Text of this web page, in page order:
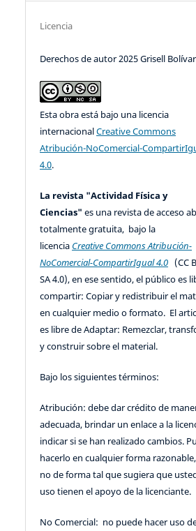
Licencia
Derechos de autor 2025 Grisell
Esta obra está bajo una licencia
internacionalCreative Commons
Atribución-NoComercial-
4.0.
La revista "Actividad Física y
Ciencias"es una revista de acceso
totalmente gratuita, bajo la
licencia Creative Commons Atribución-
NoComercial-CompartirIgual 4.0 (CC
SA 4.0), en ese sentido, el público es
compartir: Copiar y redistribuir el
en cualquier medio o formato. El
es libre de Adaptar: Remezclar,
y construir sobre el material.
Bajo los siguientes términos:
Atribución: debe dar crédito de
adecuada, brindar un enlace a la
indicar si se han realizado cambios.
hacerlo en cualquier forma
no de forma tal que sugiera que
uso tienen el apoyo de la licenciante.
No Comercial: no puede hacer uso